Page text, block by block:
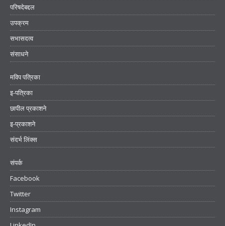
परिषदेबद्दल
उपक्रम
सभासदत्व
संसाधने
मविप पत्रिका
इ-पत्रिका
छापील प्रकाशने
इ-प्रकाशने
संदर्भ लिंक्स
संपर्क
Facebook
Twitter
Instagram